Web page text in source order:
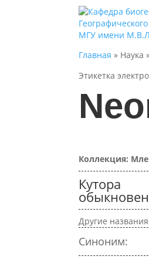
Главная » Наука
Этикетка
Коллекция:
Кутора
Другие
Синоним: